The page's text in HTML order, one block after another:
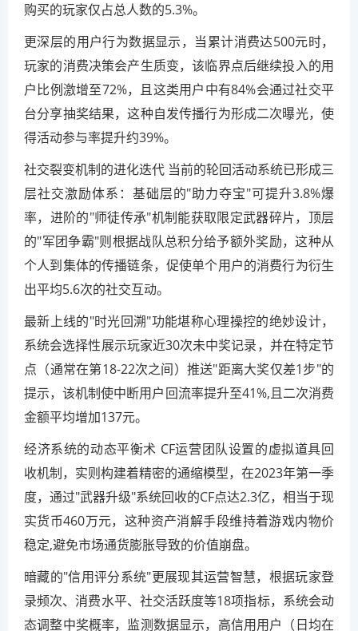
购买的玩家仅占总人数的5.3%。
更深层的用户行为数据显示，当累计消费达500元时，
玩家的消费决策会产生质变，该临界点后继续投入的用
户比例激增至72%，且这类用户中有84%会通过社交平
台分享抽奖结果，这种自发传播行为形成二次曝光，使
得活动参与率提升约39%。
社交裂变机制的进化迭代 当前的轮回活动系统已形成三
层社交激励体系：基础层的"助力夺宝"可提升3.8%爆
率，进阶的"师徒传承"机制能获取限定武器碎片，顶层
的"军团争霸"则根据战队总积分给予额外奖励，这种从
个人到集体的传播链条，促使单个用户的消费行为衍生
出平均5.6次的社交互动。
最新上线的"时光回溯"功能堪称心理操控的绝妙设计，
系统会选择性展示玩家近30次未中奖记录，并在特定节
点（通常在第18-22次之间）推送"距离大奖仅差1步"的
提示，该机制使中断用户回流率提升至41%,且二次消费
金额平均增加137元。
经济系统的动态平衡术 CF运营团队设置的虚拟道具回
收机制，实则构建着精密的通缩模型，在2023年第一季
度，通过"武器升级"系统回收的CF点达2.3亿，相当于现
实货币460万元，这种资产消解手段维持着游戏内物价
稳定,避免市场通货膨胀导致的价值崩盘。
暗藏的"信用评分系统"更展现其运营智慧，根据玩家登
录频次、消费水平、社交活跃度等18项指标，系统会动
态调整中奖概率，监测数据显示，高信用用户（日均在